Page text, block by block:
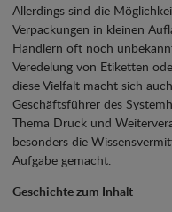
Allerdings sind die
Verpackungen in kleinen
Händlern oft noch
Veredelung von Etiketten
diese Vielfalt macht sich
Geschäftsführer des
Thema Druck und
besonders die
Aufgabe gemacht.
Geschichte zum Inhalt